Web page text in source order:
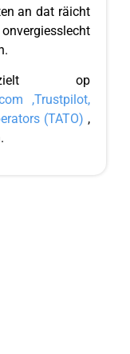
an dat räicht
op
,Trustpilot,
(TATO) ,